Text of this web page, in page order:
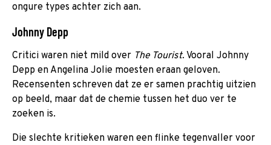
ongure types achter zich aan.
Johnny Depp
Critici waren niet mild over The Tourist. Vooral Johnny
Depp en Angelina Jolie moesten eraan geloven.
Recensenten schreven dat ze er samen prachtig uitzien
op beeld, maar dat de chemie tussen het duo ver te
zoeken is.
Die slechte kritieken waren een flinke tegenvaller voor